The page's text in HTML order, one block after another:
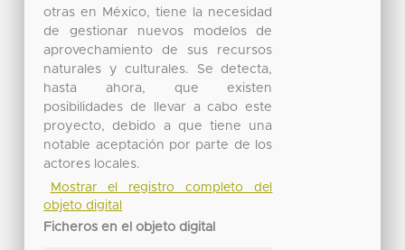
otras en México, tiene la necesidad
de gestionar nuevos modelos de
aprovechamiento de sus recursos
naturales y culturales. Se detecta,
hasta ahora, que existen
posibilidades de llevar a cabo este
proyecto, debido a que tiene una
notable aceptación por parte de los
actores locales.
Mostrar el registro completo del
objeto digital
Ficheros en el objeto digital